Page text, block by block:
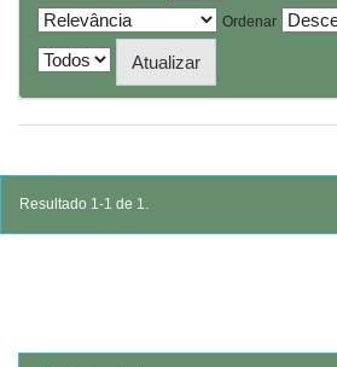
Ordenar
Resultado 1-1 de 1.